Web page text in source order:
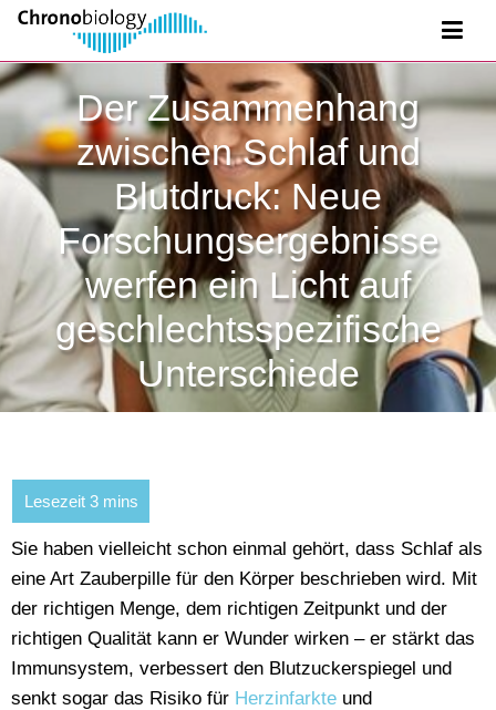
Der Zusammenhang
zwischen Schlaf und
Blutdruck: Neue
Forschungsergebnisse
werfen ein Licht auf
geschlechtsspezifische
Unterschiede
Sie haben vielleicht schon einmal gehört, dass Schlaf als
eine Art Zauberpille für den Körper beschrieben wird. Mit
der richtigen Menge, dem richtigen Zeitpunkt und der
richtigen Qualität kann er Wunder wirken – er stärkt das
Immunsystem, verbessert den Blutzuckerspiegel und
senkt sogar das Risiko für Herzinfarkte und